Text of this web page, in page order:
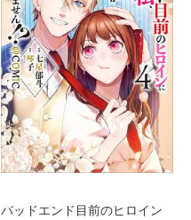
バッドエンド目前のヒロイン